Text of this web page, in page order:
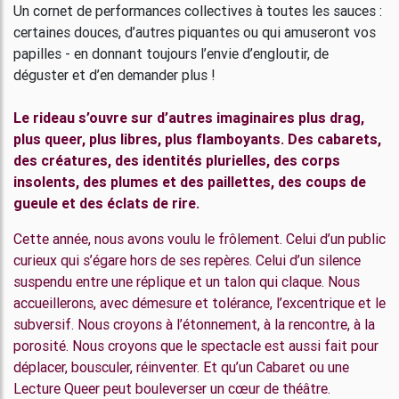
Un cornet de performances collectives à toutes les sauces :
certaines douces, d’autres piquantes ou qui amuseront vos
papilles - en donnant toujours l’envie d’engloutir, de
déguster et d’en demander plus !
Le rideau s’ouvre sur d’autres imaginaires plus drag,
plus queer, plus libres, plus flamboyants. Des cabarets,
des créatures, des identités plurielles, des corps
insolents, des plumes et des paillettes, des coups de
gueule et des éclats de rire.
Cette année, nous avons voulu le frôlement. Celui d’un public
curieux qui s’égare hors de ses repères. Celui d’un silence
suspendu entre une réplique et un talon qui claque. Nous
accueillerons, avec démesure et tolérance, l’excentrique et le
subversif. Nous croyons à l’étonnement, à la rencontre, à la
porosité. Nous croyons que le spectacle est aussi fait pour
déplacer, bousculer, réinventer. Et qu’un Cabaret ou une
Lecture Queer peut bouleverser un cœur de théâtre.